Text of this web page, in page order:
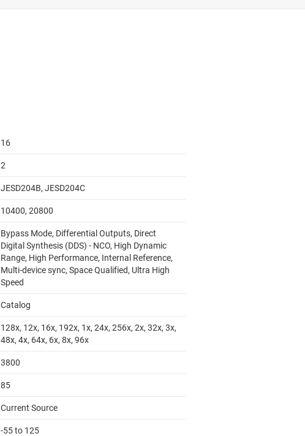
16
2
JESD204B, JESD204C
10400, 20800
Bypass Mode, Differential Outputs, Direct
Digital Synthesis (DDS) - NCO, High Dynamic
Range, High Performance, Internal Reference,
Multi-device sync, Space Qualified, Ultra High
Speed
Catalog
128x, 12x, 16x, 192x, 1x, 24x, 256x, 2x, 32x, 3x,
48x, 4x, 64x, 6x, 8x, 96x
3800
85
Current Source
-55 to 125